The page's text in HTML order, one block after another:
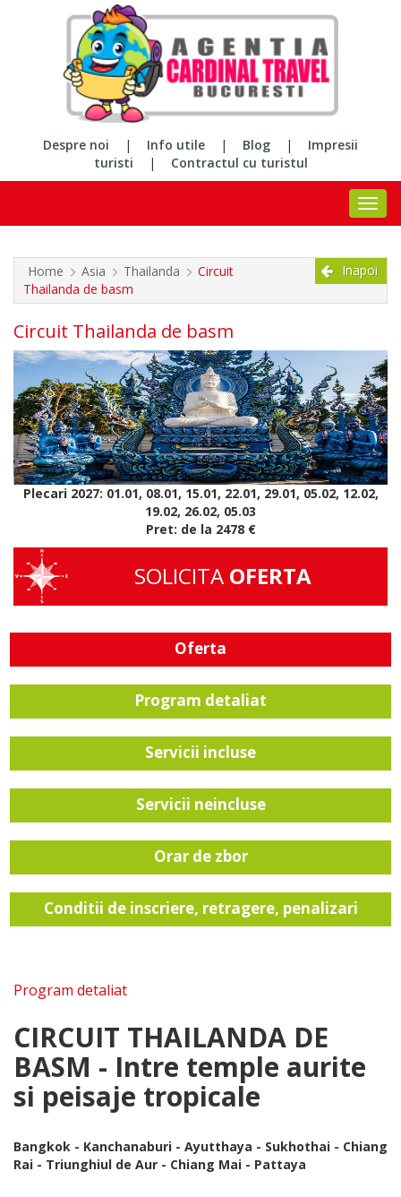
Despre noi | Info utile | Blog |
Impresii
turisti
| Contractul cu turistul
Home Asia Thailanda
Circuit
Thailanda de basm
Inapoi
Circuit Thailanda de basm
Plecari 2027: 01.01, 08.01, 15.01, 22.01, 29.01, 05.02, 12.02,
19.02, 26.02, 05.03
Pret: de la 2478 €
SOLICITA OFERTA
Oferta
Program detaliat
Servicii incluse
Servicii neincluse
Orar de zbor
Conditii de inscriere, retragere, penalizari
Program detaliat
CIRCUIT THAILANDA DE
BASM - Intre temple aurite
si peisaje tropicale
Bangkok - Kanchanaburi - Ayutthaya - Sukhothai - Chiang
Rai - Triunghiul de Aur - Chiang Mai - Pattaya